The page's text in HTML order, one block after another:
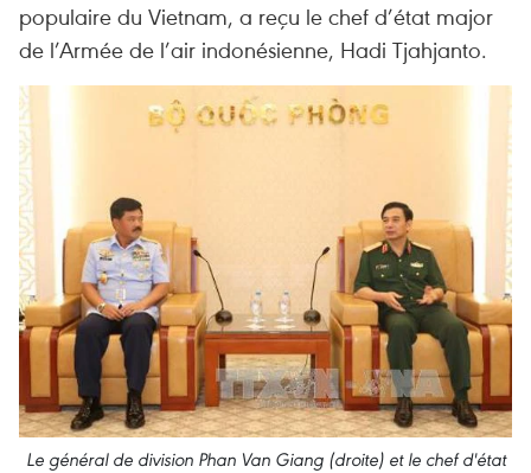
populaire du Vietnam, a reçu le chef d’état major
de l’Armée de l’air indonésienne, Hadi Tjahjanto.
Le général de division Phan Van Giang (droite) et le chef d'état